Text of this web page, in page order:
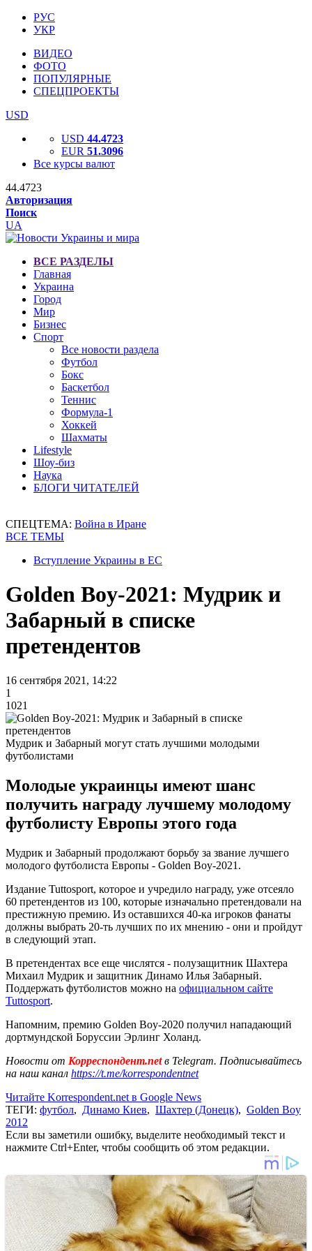
РУС
УКР
ВИДЕО
ФОТО
ПОПУЛЯРНЫЕ
СПЕЦПРОЕКТЫ
USD
USD 44.4723
EUR 51.3096
Все курсы валют
44.4723
Авторизация
Поиск
UA
ВСЕ РАЗДЕЛЫ
Главная
Украина
Город
Мир
Бизнес
Спорт
Все новости раздела
Футбол
Бокс
Баскетбол
Теннис
Формула-1
Хоккей
Шахматы
Lifestyle
Шоу-биз
Наука
БЛОГИ ЧИТАТЕЛЕЙ
СПЕЦТЕМА: Война в Иране
ВСЕ ТЕМЫ
Вступление Украины в ЕС
Golden Boy-2021: Мудрик и
Забарный в списке
претендентов
16 сентября 2021, 14:22
1
1021
Мудрик и Забарный могут стать лучшими молодыми
футболистами
Молодые украинцы имеют шанс
получить награду лучшему молодому
футболисту Европы этого года
Мудрик и Забарный продолжают борьбу за звание лучшего
молодого футболиста Европы - Golden Boy-2021.
Издание Tuttosport, которое и учредило награду, уже отсеяло
60 претендентов из 100, которые изначально претендовали на
престижную премию. Из оставшихся 40-ка игроков фанаты
должны выбрать 20-ть лучших по их мнению - они и пройдут
в следующий этап.
В претендентах все еще числятся - полузащитник Шахтера
Михаил Мудрик и защитник Динамо Илья Забарный.
Поддержать футболистов можно на официальном сайте
Tuttosport.
Напомним, премию Golden Boy-2020 получил нападающий
дортмундской Боруссии Эрлинг Холанд.
Новости от Корреспондент.netв Telegram. Подписывайтесь
на наш канал https://t.me/korrespondentnet
Читайте Korrespondent.net в Google News
ТЕГИ: футбол, Динамо Киев, Шахтер (Донецк), Golden Boy
2012
Если вы заметили ошибку, выделите необходимый текст и
нажмите Ctrl+Enter, чтобы сообщить об этом редакции.